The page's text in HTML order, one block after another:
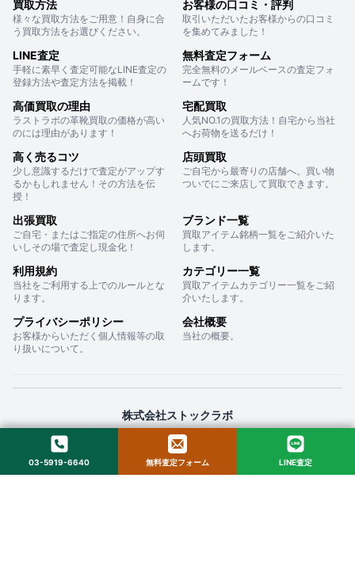
買取方法
様々な買取方法をご用意！自身に合
う買取方法をお選びください。
お客様の口コミ・評判
取引いただいたお客様からの口コミ
を集めてみました！
LINE査定
手軽に素早く査定可能なLINE査定の
登録方法や査定方法を掲載！
無料査定フォーム
完全無料のメールベースの査定フォ
ームです！
高価買取の理由
ラストラボの革靴買取の価格が高い
のには理由があります！
宅配買取
人気NO.1の買取方法！自宅から当社
へお荷物を送るだけ！
高く売るコツ
少し意識するだけで査定がアップす
るかもしれません！その方法を伝
授！
店頭買取
ご自宅から最寄りの店舗へ。買い物
ついでにご来店して買取できます。
出張買取
ご自宅・またはご指定の住所へお伺
いしその場で査定し現金化！
ブランド一覧
買取アイテム銘柄一覧をご紹介いた
します。
利用規約
当社をご利用する上でのルールとな
ります。
カテゴリー一覧
買取アイテムカテゴリー一覧をご紹
介いたします。
プライバシーポリシー
お客様からいただく個人情報等の取
り扱いについて。
会社概要
当社の概要。
株式会社ストックラボ
〒160-0022 東京都新宿区新宿２丁目１２−１６ セントフォービル ２０３
© 2025 StockLab. All Rights Reserved.
03-5919-6640 無料査定フォーム LINE査定